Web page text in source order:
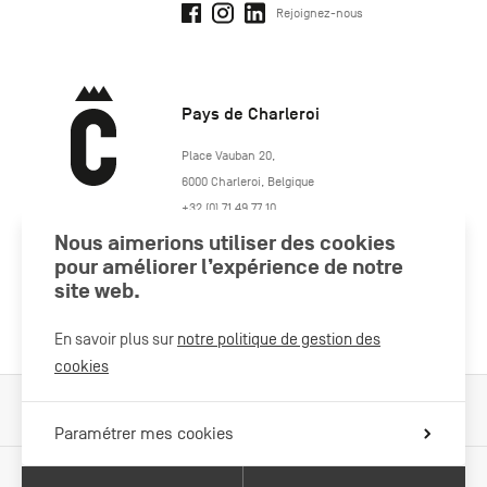
Rejoignez-nous
Pays de Charleroi
https://www.paysdecharleroi.be/
Place Vauban 20,
6000 Charleroi Belgique
+32 (0) 71 49 77 10
maison.tourisme@charleroi.be
Nous aimerions utiliser des cookies
pour améliorer l’expérience de notre
site web.
En savoir plus sur notre politique de gestion des
cookies
Paramétrer mes cookies